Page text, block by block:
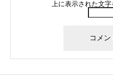
上に表示された文字